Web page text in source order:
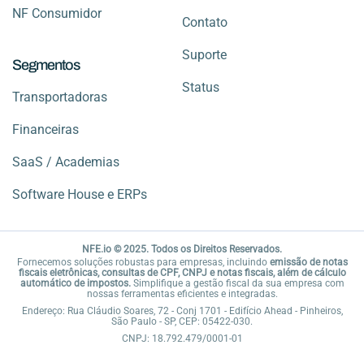
NF Consumidor
Contato
Suporte
Status
Segmentos
Transportadoras
Financeiras
SaaS / Academias
Software House e ERPs
NFE.io © 2025. Todos os Direitos Reservados.
Fornecemos soluções robustas para empresas, incluindo emissão de notas
fiscais eletrônicas, consultas de CPF, CNPJ e notas fiscais, além de cálculo
automático de impostos.Simplifique a gestão fiscal da sua empresa com
nossas ferramentas eficientes e integradas.
Endereço: Rua Cláudio Soares, 72 - Conj 1701 - Edifício Ahead - Pinheiros,
São Paulo - SP, CEP: 05422-030.
CNPJ: 18.792.479/0001-01